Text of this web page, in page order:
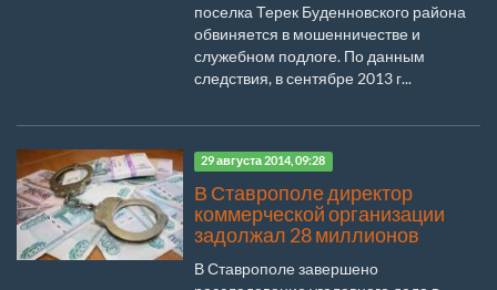
поселка Терек Буденновского района
обвиняется в мошенничестве и
служебном подлоге. По данным
следствия, в сентябре 2013 г...
29 августа 2014, 09:28
В Ставрополе директор
коммерческой организации
задолжал 28 миллионов
В Ставрополе завершено